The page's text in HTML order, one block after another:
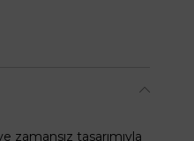
tasarımıyla